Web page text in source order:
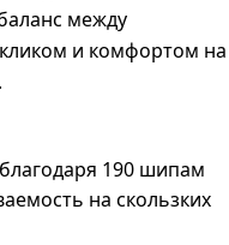
между
и комфортом на
190 шипам
на скользких